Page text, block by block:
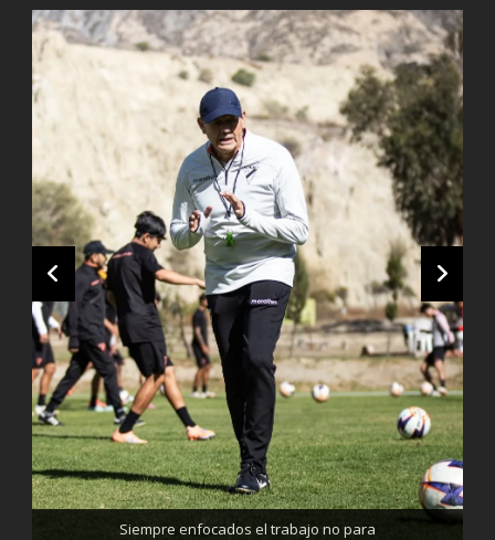
Siempre enfocados el trabajo no para
Trabajando enfocados, listos para el partido de mañana